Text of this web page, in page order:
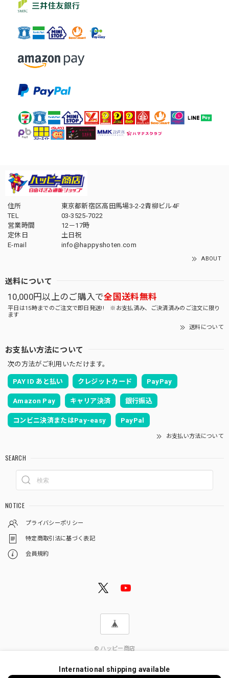
住所
東京都新宿区高田馬場3-2-2青柳ビル4F
TEL
03-3525-7022
営業時間
12－17時
定休日
土日祝
E-mail
info@happyshoten.com
ABOUT
送料について
10,000円以上のご購入で全国送料無料
平日は15時までのご注文で即日発送!! ※お支払済み、ご決済済みのご注文に限り
ます
送料について
お支払い方法について
次の方法がご利用いただけます。
PAY ID あと払い クレジットカード PayPay
Amazon Pay キャリア決済 銀行振込
コンビニ決済またはPay-easy PayPal
お支払い方法について
SEARCH
NOTICE
プライバシーポリシー
特定商取引法に基づく表記
会員規約
© ハッピー商店
International shipping available